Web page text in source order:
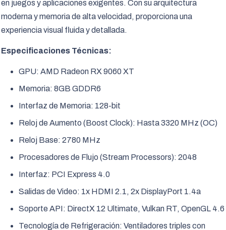
en juegos y aplicaciones exigentes. Con su arquitectura
moderna y memoria de alta velocidad, proporciona una
experiencia visual fluida y detallada.
Especificaciones Técnicas:
GPU: AMD Radeon RX 9060 XT
Memoria: 8GB GDDR6
Interfaz de Memoria: 128-bit
Reloj de Aumento (Boost Clock): Hasta 3320 MHz (OC)
Reloj Base: 2780 MHz
Procesadores de Flujo (Stream Processors): 2048
Interfaz: PCI Express 4.0
Salidas de Video: 1x HDMI 2.1, 2x DisplayPort 1.4a
Soporte API: DirectX 12 Ultimate, Vulkan RT, OpenGL 4.6
Tecnología de Refrigeración: Ventiladores triples con